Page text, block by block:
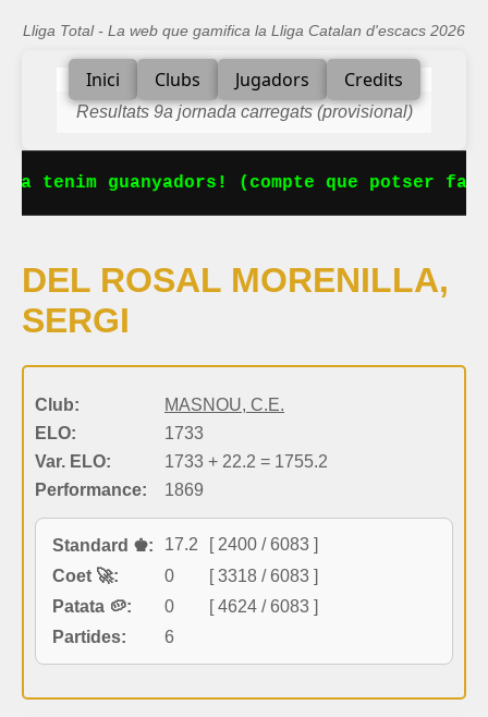
Lliga Total - La web que gamifica la Lliga Catalan d'escacs 2026
Inici Clubs Jugadors Credits
Resultats 9a jornada carregats (provisional)
tenim guanyadors! (compte que potser
DEL ROSAL MORENILLA,
SERGI
Club:
MASNOU, C.E.
ELO:
1733
Var. ELO:
1733 + 22.2 = 1755.2
Performance:
1869
Standard ♚: 17.2
[ 2400 / 6083 ]
Coet 🚀:
0
[ 3318 / 6083 ]
Patata 🥔:
0
[ 4624 / 6083 ]
Partides:
6